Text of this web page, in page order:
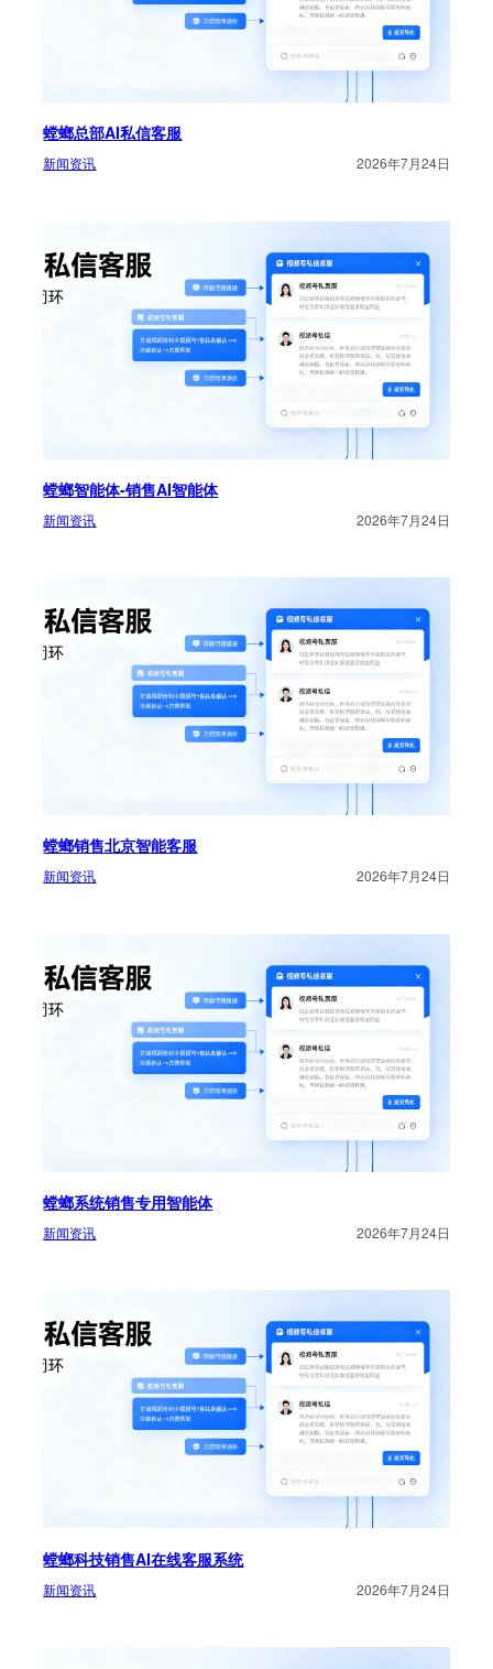
螳螂总部AI私信客服
新闻资讯 2026年7月24日
螳螂智能体-销售AI智能体
新闻资讯 2026年7月24日
螳螂销售北京智能客服
新闻资讯 2026年7月24日
螳螂系统销售专用智能体
新闻资讯 2026年7月24日
螳螂科技销售AI在线客服系统
新闻资讯 2026年7月24日